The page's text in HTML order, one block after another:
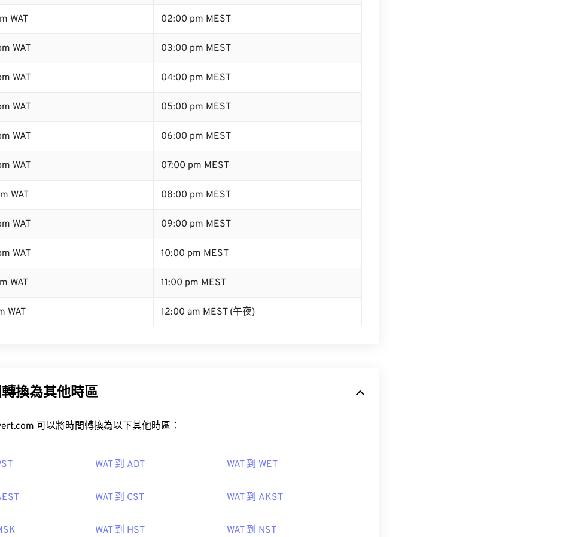
WAT 02:00 pm MEST
WAT 03:00 pm MEST
WAT 04:00 pm MEST
WAT 05:00 pm MEST
WAT 06:00 pm MEST
WAT 07:00 pm MEST
WAT 08:00 pm MEST
WAT 09:00 pm MEST
WAT 10:00 pm MEST
WAT 11:00 pm MEST
WAT 12:00 am MEST (午夜)
換為其他時區
可以將時間轉換為以下其他時區：
WAT 到 ADT WAT 到 WET
WAT 到 CST WAT 到 AKST
WAT 到 HST WAT 到 NST